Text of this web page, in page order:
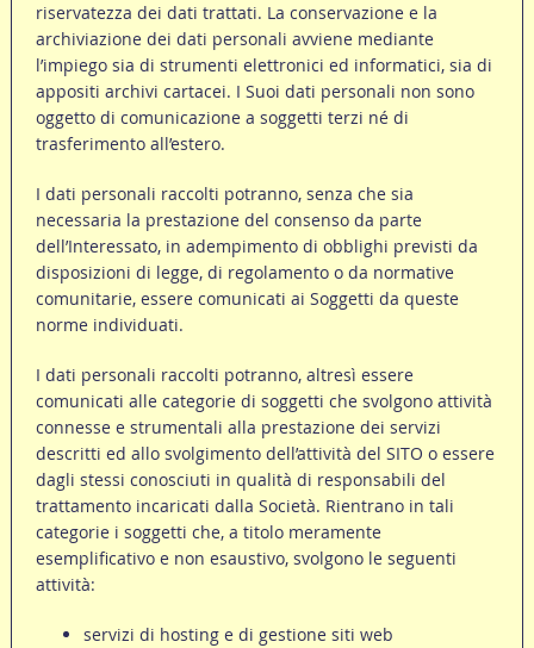
riservatezza dei dati trattati. La conservazione e la
archiviazione dei dati personali avviene mediante
l’impiego sia di strumenti elettronici ed informatici, sia di
appositi archivi cartacei. I Suoi dati personali non sono
oggetto di comunicazione a soggetti terzi né di
trasferimento all’estero.
I dati personali raccolti potranno, senza che sia
necessaria la prestazione del consenso da parte
dell’Interessato, in adempimento di obblighi previsti da
disposizioni di legge, di regolamento o da normative
comunitarie, essere comunicati ai Soggetti da queste
norme individuati.
I dati personali raccolti potranno, altresì essere
comunicati alle categorie di soggetti che svolgono attività
connesse e strumentali alla prestazione dei servizi
descritti ed allo svolgimento dell’attività del SITO o essere
dagli stessi conosciuti in qualità di responsabili del
trattamento incaricati dalla Società. Rientrano in tali
categorie i soggetti che, a titolo meramente
esemplificativo e non esaustivo, svolgono le seguenti
attività:
servizi di hosting e di gestione siti web